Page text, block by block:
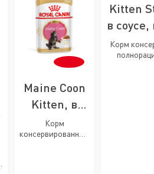
Maine Coon
Kitten, в
соусе,
влажный
Корм
консервированный
Kitten
в
Корм